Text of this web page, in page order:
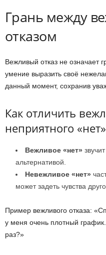
Грань между
отказом
Вежливый отказ не означает
умение выразить своё
данный момент, сохранив
Как отличить
неприятного «нет»
Вежливое «нет»
альтернативой.
Невежливое «нет»
может задеть чувства
Пример вежливого отказа:
у меня очень плотный
раз?»